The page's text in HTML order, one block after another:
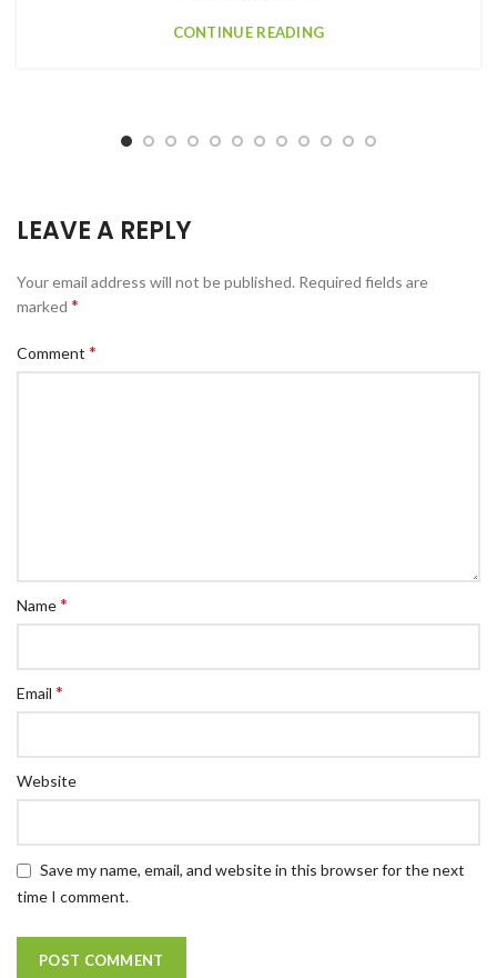
CONTINUE READING
LEAVE A REPLY
Your email address will not be published. Required fields are
marked *
Comment *
Name*
Email *
Website
Save my name, email, and website in this browser for the next
time I comment.